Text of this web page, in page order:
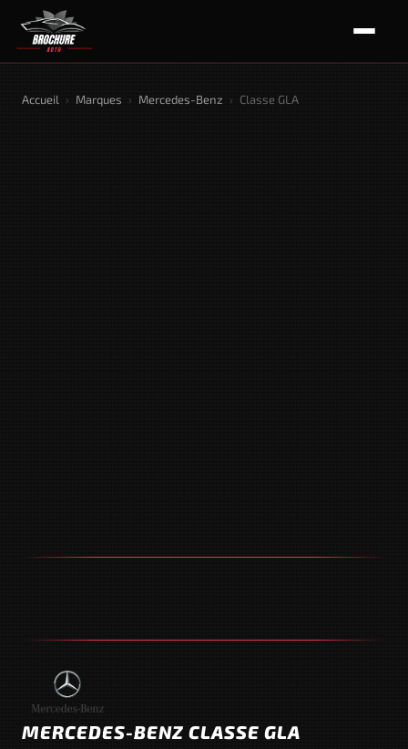
Accueil › Marques › Mercedes-Benz › Classe GLA
MERCEDES-BENZ CLASSE GLA